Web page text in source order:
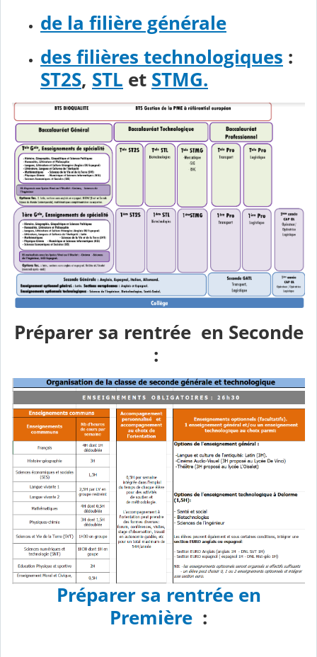
de la filière générale
des filières technologiques :
ST2S, STL et STMG.
Préparer sa rentrée en Seconde
:
Préparer sa rentrée en
Première :